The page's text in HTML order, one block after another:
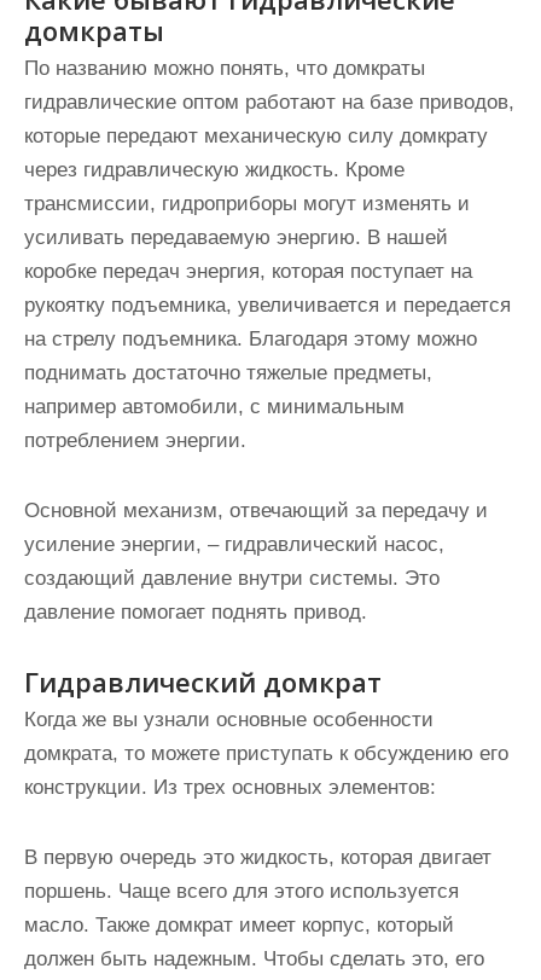
домкраты
По названию можно понять, что домкраты
гидравлические оптом работают на базе приводов,
которые передают механическую силу домкрату
через гидравлическую жидкость. Кроме
трансмиссии, гидроприборы могут изменять и
усиливать передаваемую энергию. В нашей
коробке передач энергия, которая поступает на
рукоятку подъемника, увеличивается и передается
на стрелу подъемника. Благодаря этому можно
поднимать достаточно тяжелые предметы,
например автомобили, с минимальным
потреблением энергии.
Основной механизм, отвечающий за передачу и
усиление энергии, – гидравлический насос,
создающий давление внутри системы. Это
давление помогает поднять привод.
Гидравлический домкрат
Когда же вы узнали основные особенности
домкрата, то можете приступать к обсуждению его
конструкции. Из трех основных элементов:
В первую очередь это жидкость, которая двигает
поршень. Чаще всего для этого используется
масло. Также домкрат имеет корпус, который
должен быть надежным. Чтобы сделать это, его